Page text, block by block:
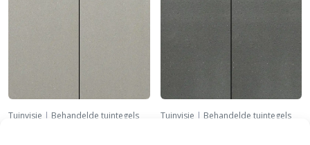
Tuinvisie | Behandelde tuintegels Tuinvisie | Behandelde tuintegels